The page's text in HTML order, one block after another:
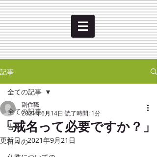
記事
全ての記事
告知
日々の
全ての記事
「戒名って必要ですか？」
副住職
2021年6月14日 読了時間: 1分
更新日：2021年9月21日